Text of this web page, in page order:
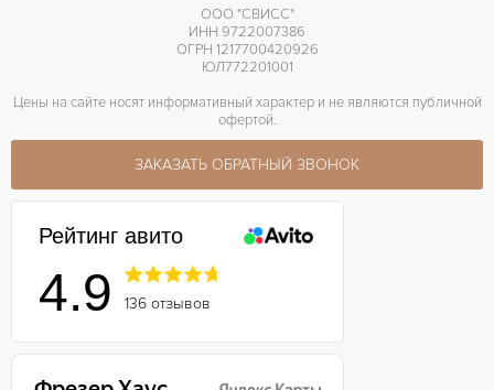
ООО "СВИСС"
ИНН 9722007386
ОГРН 1217700420926
ЮЛ772201001
Цены на сайте носят информативный характер и не являются публичной
офертой.
ЗАКАЗАТЬ ОБРАТНЫЙ ЗВОНОК
Рейтинг авито
4.9 136 отзывов